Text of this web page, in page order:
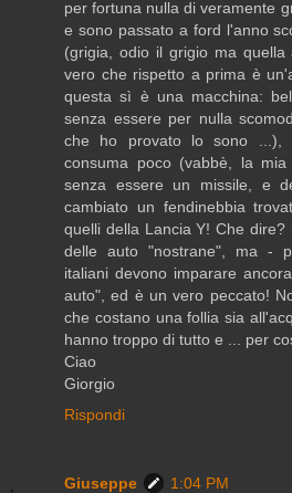
per fortuna nulla di veramente
e sono passato a ford l'anno
(grigia, odio il grigio ma
vero che rispetto a prima è
questa sì è una macchina:
senza essere per nulla
che ho provato lo sono ...),
consuma poco (vabbè, la
senza essere un missile, e
cambiato un fendinebbia
quelli della Lancia Y! Che
delle auto "nostrane", ma -
italiani devono imparare
auto", ed è un vero peccato!
che costano una follia sia
hanno troppo di tutto e ... per
Ciao
Giorgio
Rispondi
Giuseppe
1:04 PM